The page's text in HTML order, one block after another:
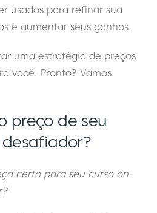
usados para refinar sua
e aumentar seus ganhos.
uma estratégia de preços
você. Pronto? Vamos
preço de seu
certo para seu curso on-